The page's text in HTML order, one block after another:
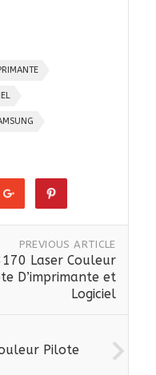
PREVIOUS ARTICLE
Laser Couleur
D’imprimante et
Logiciel
Pilote